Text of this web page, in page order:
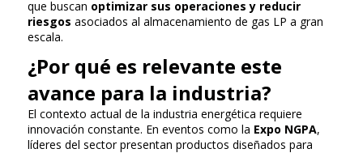
que buscan optimizar sus operaciones y reducir
riesgos asociados al almacenamiento de gas LP a gran
escala.
¿Por qué es relevante este
avance para la industria?
El contexto actual de la industria energética requiere
innovación constante. En eventos como la Expo NGPA,
líderes del sector presentan productos diseñados para